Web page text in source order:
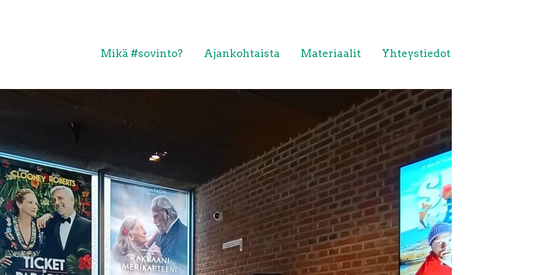
Mikä #sovinto? Ajankohtaista Materiaalit Yhteystiedot